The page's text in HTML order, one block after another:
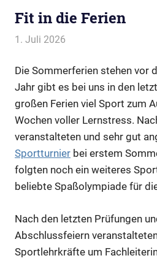
Fit in die Ferien
1. Juli 2026
Die Sommerferien stehen vor
Jahr gibt es bei uns in den
großen Ferien viel Sport zum
Wochen voller Lernstress.
veranstalteten und sehr gut
Sportturnier bei erstem
folgten noch ein weiteres
beliebte Spaßolympiade für
Nach den letzten Prüfungen
Abschlussfeiern
Sportlehrkräfte um